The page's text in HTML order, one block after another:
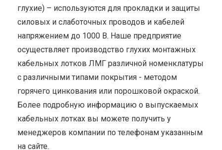
глухие) – используются для прокладки и защиты
силовых и слаботочных проводов и кабелей
напряжением до 1000 В. Наше предприятие
осуществляет производство глухих монтажных
кабельных лотков ЛМГ различной номенклатуры
с различными типами покрытия - методом
горячего цинкования или порошковой окраской.
Более подробную информацию о выпускаемых
кабельных лотках вы можете получить у
менеджеров компании по телефонам указанным
на сайте.